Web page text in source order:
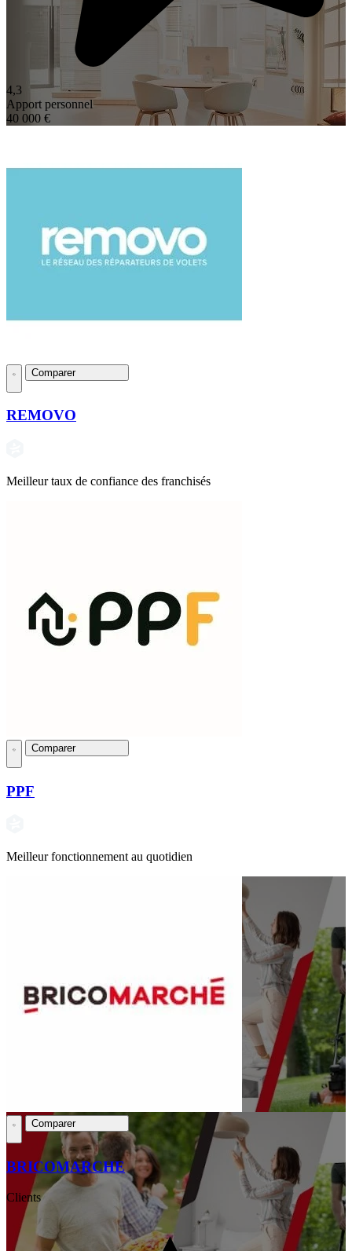
4,3
Apport personnel
40 000 €
Comparer
REMOVO
Meilleur taux de confiance des franchisés
Comparer
PPF
Meilleur fonctionnement au quotidien
Comparer
BRICOMARCHE
Clients